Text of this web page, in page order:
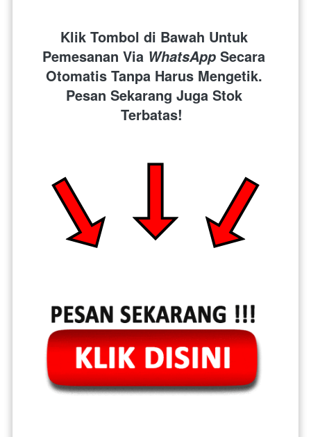
Klik Tombol di Bawah Untuk
Pemesanan Via WhatsApp Secara
Otomatis Tanpa Harus Mengetik.
Pesan Sekarang Juga Stok
Terbatas!